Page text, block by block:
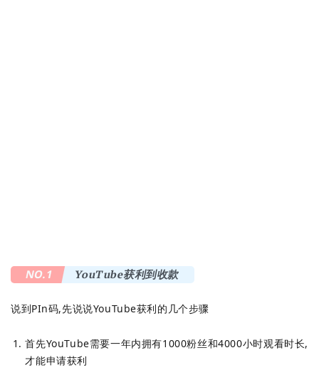
NO.1 YouTube获利到收款
说到PIn码,先说说YouTube获利的几个步骤
首先YouTube需要一年内拥有1000粉丝和4000小时观看时长,
才能申请获利